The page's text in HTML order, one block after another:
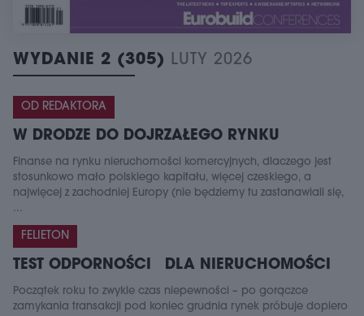
WYDANIE 2 (305) LUTY 2026
OD REDAKTORA
W DRODZE DO DOJRZAŁEGO RYNKU
Finanse na rynku nieruchomości komercyjnych, dlaczego jest
stosunkowo mało polskiego kapitału, więcej czeskiego, a
najwięcej z zachodniej Europy (nie będziemy tu zastanawiali się,
...
FELIETON
TEST ODPORNOŚCI DLA NIERUCHOMOŚCI
Początek roku to zwykle czas niepewności – po gorączce
zamykania transakcji pod koniec grudnia rynek próbuje dopiero